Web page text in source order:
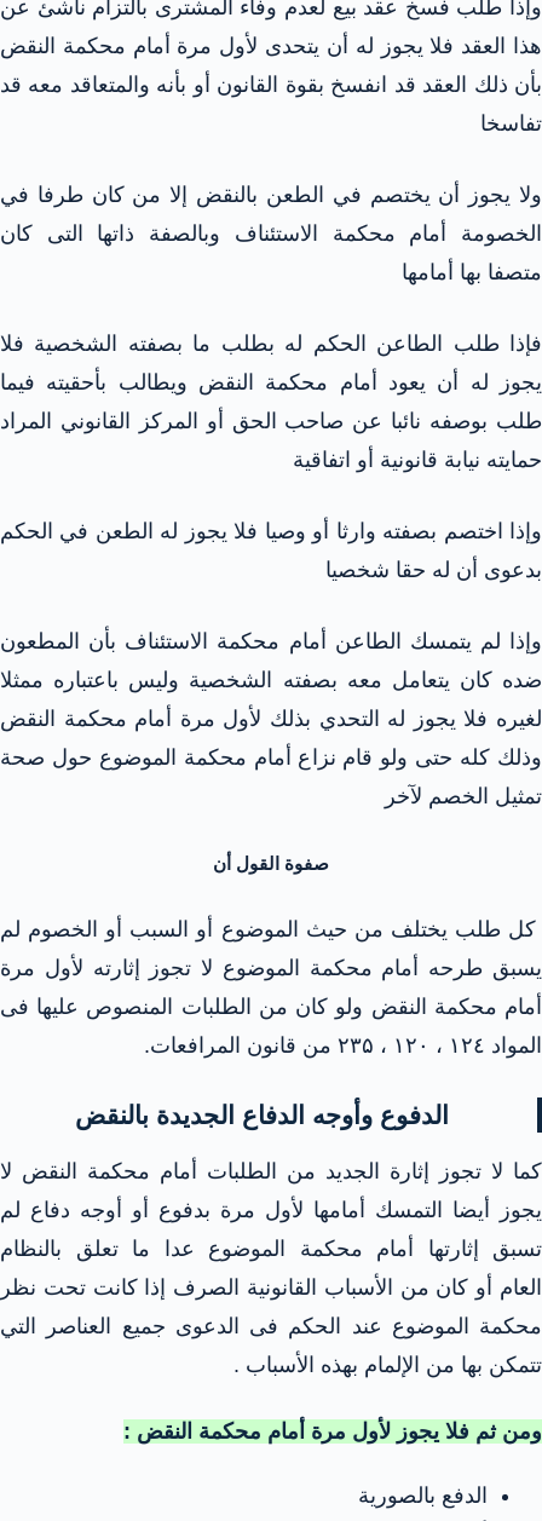
وإذا طلب فسخ عقد بيع لعدم وفاء المشترى بالتزام ناشئ عن
هذا العقد فلا يجوز له أن يتحدى لأول مرة أمام محكمة النقض
بأن ذلك العقد قد انفسخ بقوة القانون أو بأنه والمتعاقد معه قد
تفاسخا
ولا يجوز أن يختصم في الطعن بالنقض إلا من كان طرفا في
الخصومة أمام محكمة الاستئناف وبالصفة ذاتها التى كان
متصفا بها أمامها
فإذا طلب الطاعن الحكم له بطلب ما بصفته الشخصية فلا
يجوز له أن يعود أمام محكمة النقض ويطالب بأحقيته فيما
طلب بوصفه نائبا عن صاحب الحق أو المركز القانوني المراد
حمايته نيابة قانونية أو اتفاقية
وإذا اختصم بصفته وارثا أو وصيا فلا يجوز له الطعن في الحكم
بدعوى أن له حقا شخصيا
وإذا لم يتمسك الطاعن أمام محكمة الاستئناف بأن المطعون
ضده كان يتعامل معه بصفته الشخصية وليس باعتباره ممثلا
لغيره فلا يجوز له التحدي بذلك لأول مرة أمام محكمة النقض
وذلك كله حتى ولو قام نزاع أمام محكمة الموضوع حول صحة
تمثيل الخصم لآخر
صفوة القول أن
كل طلب يختلف من حيث الموضوع أو السبب أو الخصوم لم
يسبق طرحه أمام محكمة الموضوع لا تجوز إثارته لأول مرة
أمام محكمة النقض ولو كان من الطلبات المنصوص عليها فى
المواد ١٢٤ ، ۱۲۰ ، ۲۳۵ من قانون المرافعات.
الدفوع وأوجه الدفاع الجديدة بالنقض
كما لا تجوز إثارة الجديد من الطلبات أمام محكمة النقض لا
يجوز أيضا التمسك أمامها لأول مرة بدفوع أو أوجه دفاع لم
تسبق إثارتها أمام محكمة الموضوع عدا ما تعلق بالنظام
العام أو كان من الأسباب القانونية الصرف إذا كانت تحت نظر
محكمة الموضوع عند الحكم فى الدعوى جميع العناصر التي
تتمكن بها من الإلمام بهذه الأسباب .
ومن ثم فلا يجوز لأول مرة أمام محكمة النقض :
الدفع بالصورية